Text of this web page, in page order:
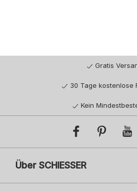
Gratis
30 Tage kostenlose
Kein
Über SCHIESSER